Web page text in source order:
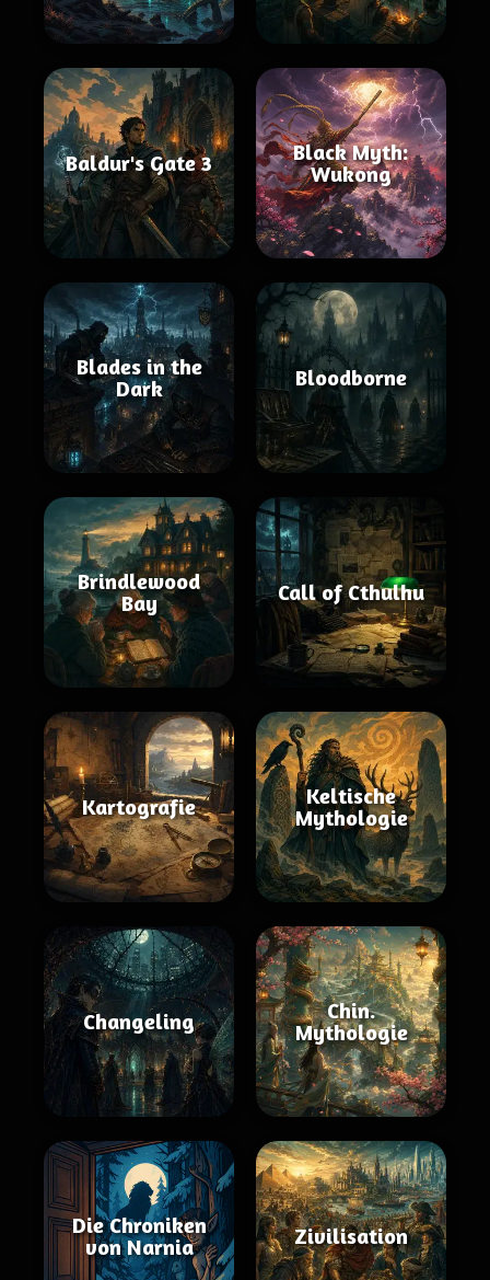
Baldur's Gate 3
Black Myth:
Wukong
Blades in the
Dark
Bloodborne
Brindlewood
Bay
Call of Cthulhu
Kartografie
Keltische
Mythologie
Changeling
Chin.
Mythologie
Die Chroniken
von Narnia
Zivilisation